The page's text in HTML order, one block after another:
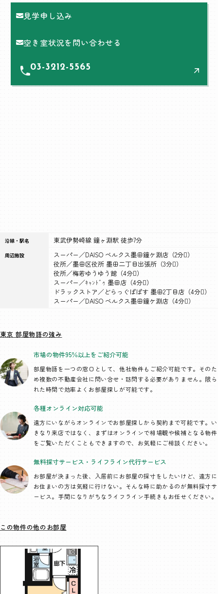
見学申し込み
空き室状況を問い合わせる
03-3212-5565
沿線・駅名 東武伊勢崎線 鐘ヶ淵駅 徒歩7分
周辺施設
スーパー／DAISO ベルクス墨田鐘ケ淵店（2分）
役所／墨田区役所 墨田二丁目出張所（3分）
役所／梅若ゆうゆう館（4分）
スーパー／ｷｬﾝﾄﾞｩ 墨田店（4分）
ドラックストア／どらっぐぱぱす 墨田2丁目店（4分）
スーパー／DAISO ベルクス墨田鐘ケ淵店（4分）
東京 部屋物語の強み
市場の物件95％以上を ご紹介可能
部屋物語を一つの窓口として、他社物件もご紹介可能です。そのた
め複数の不動産会社に問い合せ・訪問する必要がありません。限ら
れた時間で効率よくお部屋探しが可能です。
各種オンライン対応可能
遠方にいながらオンラインでお部屋探しから契約まで可能です。い
きなり来店ではなく、まずはオンラインで相場観や候補となる物件
をご覧いただくこともできますので、お気軽にご相談ください。
無料採寸サービス・ ライフライン代行サービス
お部屋が決まった後、入居前にお部屋の採寸をしたいけど、遠方に
お住まいの方は気軽に行けない。そんな時に助かるのが無料採寸サ
ービス。手間になりがちなライフライン手続きもお任せください。
この物件の他のお部屋